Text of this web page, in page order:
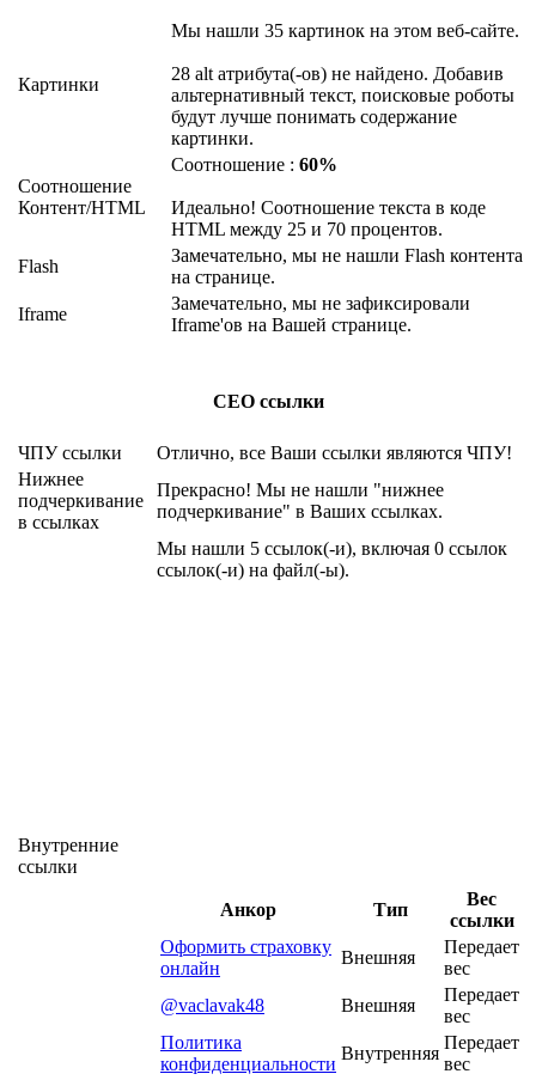
Картинки
Мы нашли 35 картинок на этом веб-сайте.
28 alt атрибута(-ов) не найдено. Добавив
альтернативный текст, поисковые роботы
будут лучше понимать содержание
картинки.
Соотношение
Контент/HTML
Соотношение : 60%
Идеально! Соотношение текста в коде
HTML между 25 и 70 процентов.
Flash
Замечательно, мы не нашли Flash контента
на странице.
Iframe
Замечательно, мы не зафиксировали
Iframe'ов на Вашей странице.
СЕО ссылки
ЧПУ ссылки
Отлично, все Ваши ссылки являются ЧПУ!
Нижнее
подчеркивание
в ссылках
Прекрасно! Мы не нашли "нижнее
подчеркивание" в Ваших ссылках.
Внутренние
ссылки
Мы нашли 5 ссылок(-и), включая 0 ссылок
ссылок(-и) на файл(-ы).
Анкор Тип
Вес
ссылки
Оформить страховку
онлайн
Внешняя
Передает
вес
@vaclavak48
Внешняя
Передает
вес
Политика
конфиденциальности
Внутренняя
Передает
вес